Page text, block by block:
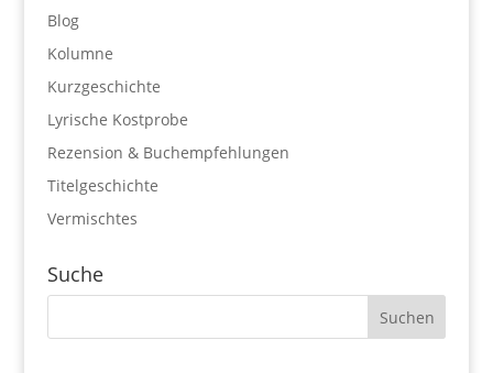
Blog
Kolumne
Kurzgeschichte
Lyrische Kostprobe
Rezension & Buchempfehlungen
Titelgeschichte
Vermischtes
Suche